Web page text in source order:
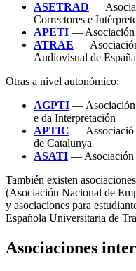
ASETRAD —
Correctores e
APETI — Asociación
ATRAE —
Audiovisual de España
Otras a nivel autonómico:
AGPTI — Asociación
e da Interpretación
APTIC — Associació
de Catalunya
ASATI — Asociación
También existen
(Asociación Nacional de
y asociaciones para
Española Universitaria de
Asociaciones